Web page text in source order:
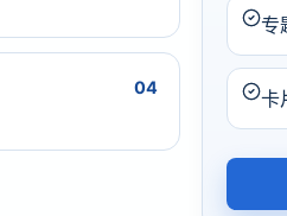
04
专
卡